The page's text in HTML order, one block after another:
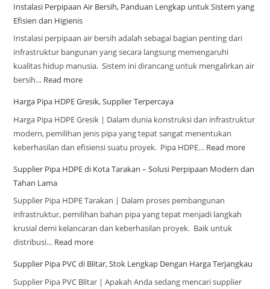
Instalasi Perpipaan Air Bersih, Panduan Lengkap untuk Sistem yang
Efisien dan Higienis
Instalasi perpipaan air bersih adalah sebagai bagian penting dari
infrastruktur bangunan yang secara langsung memengaruhi
kualitas hidup manusia. Sistem ini dirancang untuk mengalirkan air
bersih… Read more
Harga Pipa HDPE Gresik, Supplier Terpercaya
Harga Pipa HDPE Gresik | Dalam dunia konstruksi dan infrastruktur
modern, pemilihan jenis pipa yang tepat sangat menentukan
keberhasilan dan efisiensi suatu proyek. Pipa HDPE… Read more
Supplier Pipa HDPE di Kota Tarakan – Solusi Perpipaan Modern dan
Tahan Lama
Supplier Pipa HDPE Tarakan | Dalam proses pembangunan
infrastruktur, pemilihan bahan pipa yang tepat menjadi langkah
krusial demi kelancaran dan keberhasilan proyek. Baik untuk
distribusi… Read more
Supplier Pipa PVC di Blitar, Stok Lengkap Dengan Harga Terjangkau
Supplier Pipa PVC Blitar | Apakah Anda sedang mencari supplier